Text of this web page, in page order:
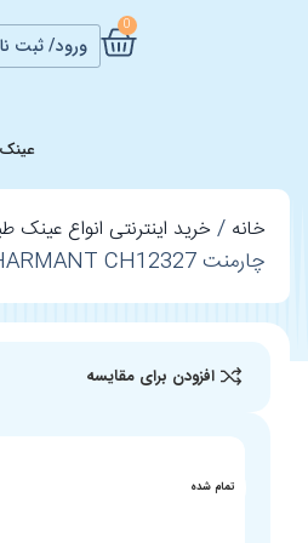
ورود/ ثبت
0
خانه خرید اینترنتی انواع عینک
چارمنت CHARMANT CH12327
افزودن برای مقایسه
تمام شده